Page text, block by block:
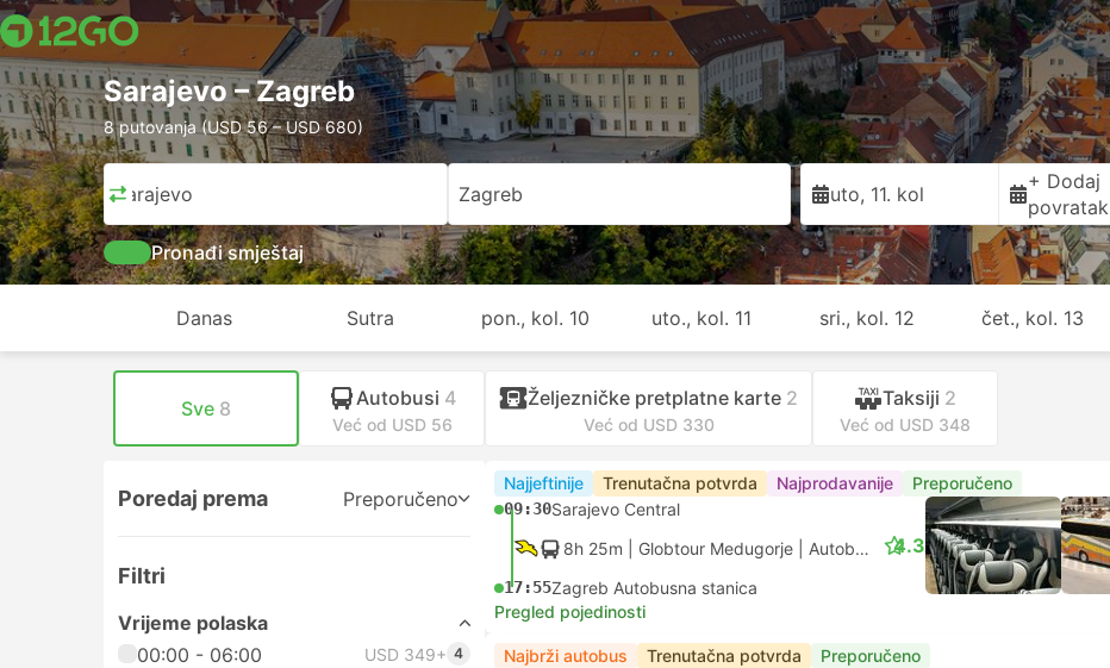
Sarajevo – Zagreb
8 putovanja (USD 56 – USD 680)
Sarajevo Zagreb uto, 11. kol
+ Dodaj
povratak
Pronađi smještaj
Danas Sutra pon., kol. 10 uto., kol. 11 sri., kol. 12 čet., kol. 13
Sve 8 Autobusi 4
Već od USD 56
Željezničke pretplatne karte 2
Već od USD 330
Taksiji 2
Već od USD 348
Poredaj prema Preporučeno
Filtri
Vrijeme polaska
00:00 - 06:00
USD 349+ 4
Najjeftinije Trenutačna potvrda Najprodavanije Preporučeno
09:30Sarajevo Central
8h 25m | Globtour Medugorje Autobus |Standardna s klimom
17:55Zagreb Autobusna stanica
4.3
Pregled pojedinosti
Najbrži autobus Trenutačna potvrda Preporučeno